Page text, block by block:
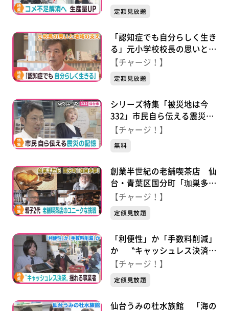
定額見放題
「認知症でも自分らしく生き
る」元小学校校長の思いと地
域の支え
【チャージ！】
定額見放題
シリーズ特集「被災地は今
332」市民自ら伝える震災の
記憶
【チャージ！】
無料
創業半世紀の老舗喫茶店 仙
台・青葉区国分町「珈巣多
夢」 ２代目のユニークな挑
【チャージ！】
定額見放題
「利便性」か「手数料削減」
か 〝キャッシュレス決済〟
揺れる事業者
【チャージ！】
定額見放題
仙台うみの杜水族館 「海の